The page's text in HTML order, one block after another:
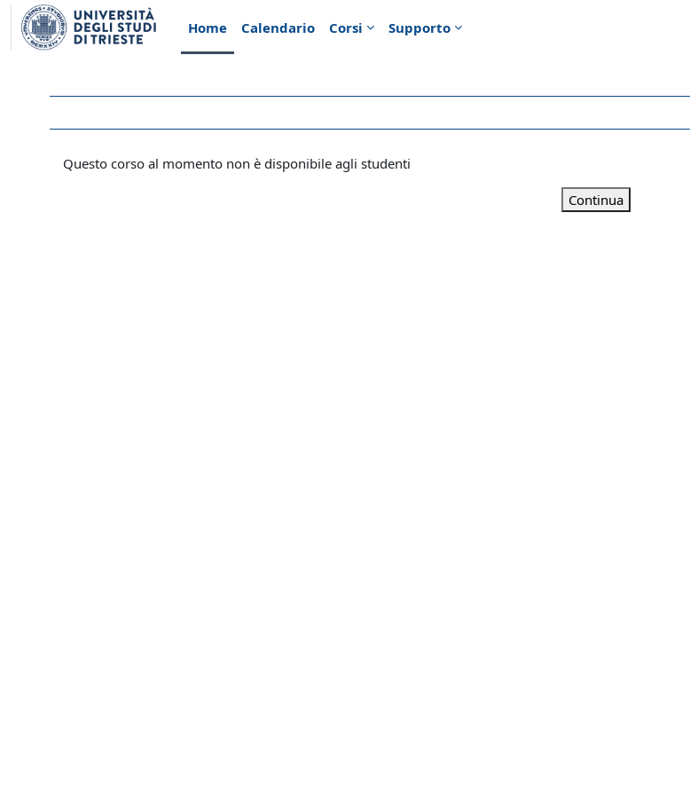
Vai al contenuto principale
Home
Calendario Corsi Supporto
Questo corso al momento non è disponibile agli studenti
Continua